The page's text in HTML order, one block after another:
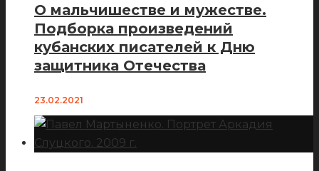
О мальчишестве и мужестве.
Подборка произведений
кубанских писателей к Дню
защитника Отечества
23.02.2021